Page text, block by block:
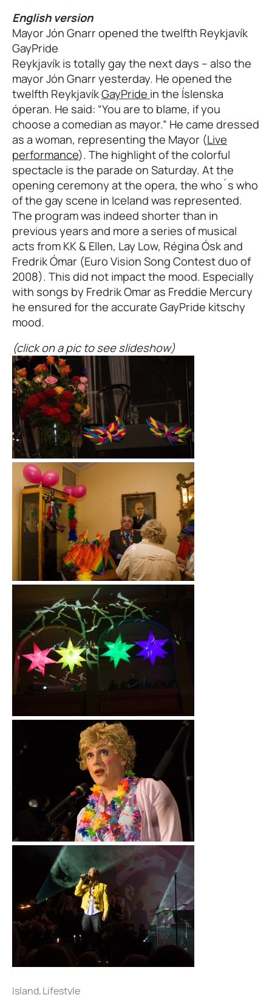
English version
Mayor Jón Gnarr opened the twelfth Reykjavík
GayPride
Reykjavík is totally gay the next days – also the
mayor Jón Gnarr yesterday. He opened the
twelfth ReykjavíkGayPride in the Íslenska
óperan. He said: “You are to blame, if you
choose a comedian as mayor.” He came dressed
as a woman, representing the Mayor (Live
performance). The highlight of the colorful
spectacle is the parade on Saturday. At the
opening ceremony at the opera, the who´s who
of the gay scene in Iceland was represented.
The program was indeed shorter than in
previous years and more a series of musical
acts from KK & Ellen, Lay Low, Régina Ósk and
Fredrik Ómar (Euro Vision Song Contest duo of
2008). This did not impact the mood. Especially
with songs by Fredrik Omar as Freddie Mercury
he ensured for the accurate GayPride kitschy
mood.
(click on a pic to see slideshow)